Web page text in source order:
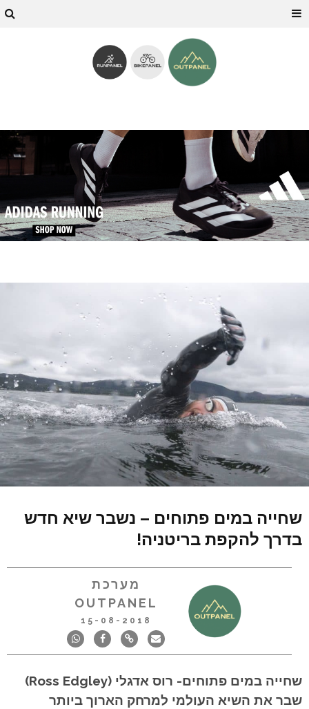
שחייה במים פתוחים – נשבר שיא חדש
בדרך להקפת בריטניה!
מערכת
OUTPANEL
15-08-2018
שחייה במים פתוחים- רוס אדגלי (Ross Edgley)
שבר את השיא העולמי למרחק הארוך ביותר